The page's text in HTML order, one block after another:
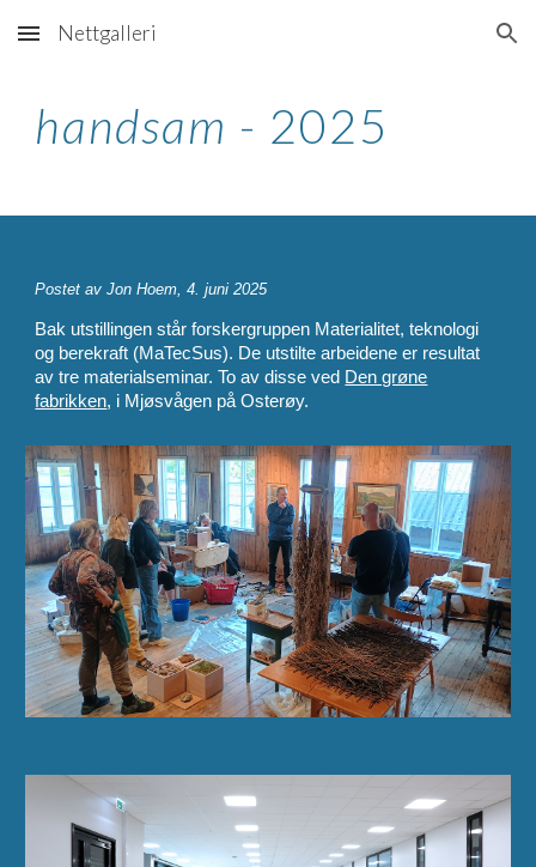
Skip to main content Skip to navigation
Nettgalleri
handsam - 2025
Postet av Jon Hoem, 4. juni 2025
Bak utstillingen står forskergruppen Materialitet, teknologi
og berekraft (MaTecSus). De utstilte arbeidene er resultat
av tre materialseminar. To av disse ved Den grøne
fabrikken, i Mjøsvågen på Osterøy.